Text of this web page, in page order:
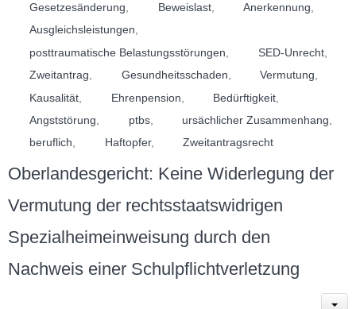
Gesetzesänderung
Beweislast, Anerkennung
Ausgleichsleistungen,
posttraumatische Belastungsstörungen
SED-Unrecht,
Zweitantrag
Gesundheitsschaden Vermutung
Kausalität
Ehrenpension Bedürftigkeit
Angststörung
ptbs, ursächlicher Zusammenhang
beruflich, Haftopfer, Zweitantragsrecht
Oberlandesgericht: Keine Widerlegung der
Vermutung der rechtsstaatswidrigen
Spezialheimeinweisung durch den
Nachweis einer Schulpflichtverletzung